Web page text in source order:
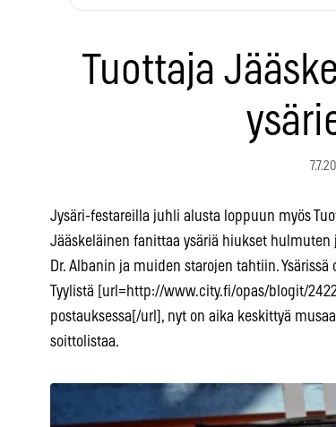
Tuottaja
Jysäri-festareilla juhli alusta loppuun myös
Jääskeläinen fanittaa ysäriä hiukset
Dr. Albanin ja muiden starojen tahtiin.
Tyylistä [url=http://www.city.fi/opas/blogit/
postauksessa[/url], nyt on aika keskittyä
soittolistaa.